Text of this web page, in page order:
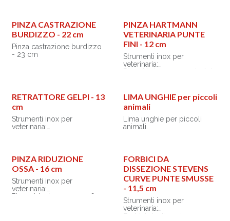
- morsetto in plastica per
chiudere il laccio
Istruzioni multilingue: GB,
FR, IT, ES, PT, DE, PL, RO,
GR, SE. Dimensioni
PINZA CASTRAZIONE
BURDIZZO - 22 cm
Pinza castrazione burdizzo
- 23 cm
PINZA HARTMANN
VETERINARIA PUNTE
FINI - 12 cm
Strumenti inox per
veterinaria:
Pinza Hartmann a punte fini -
RETRATTORE GELPI - 13
cm
Strumenti inox per
veterinaria:
LIMA UNGHIE per piccoli
animali
Lima unghie per piccoli
animali.
PINZA RIDUZIONE
OSSA - 16 cm
Strumenti inox per
veterinaria:
Pinza riduzione ossa - 16
FORBICI DA
DISSEZIONE STEVENS
CURVE PUNTE SMUSSE
- 11,5 cm
Strumenti inox per
veterinaria:
Forbici da dissezione